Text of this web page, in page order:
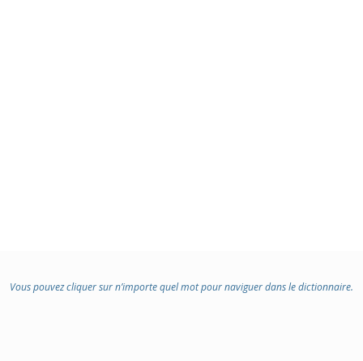
Vous pouvez cliquer sur n’importe quel mot pour naviguer dans le dictionnaire.